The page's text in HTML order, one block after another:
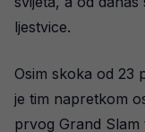
ljestvice.
Osim skoka od 23
je tim napretkom
prvog Grand